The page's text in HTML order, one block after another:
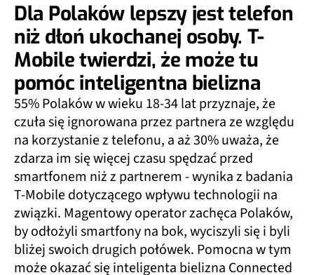
Dla Polaków lepszy jest telefon
niż dłoń ukochanej osoby. T-
Mobile twierdzi, że może tu
pomóc inteligentna bielizna
55% Polaków w wieku 18-34 lat przyznaje, że
czuła się ignorowana przez partnera ze względu
na korzystanie z telefonu, a aż 30% uważa, że
zdarza im się więcej czasu spędzać przed
smartfonem niż z partnerem - wynika z badania
T‑Mobile dotyczącego wpływu technologii na
związki. Magentowy operator zachęca Polaków,
by odłożyli smartfony na bok, wyciszyli się i byli
bliżej swoich drugich połówek. Pomocna w tym
może okazać się inteligenta bielizna Connected